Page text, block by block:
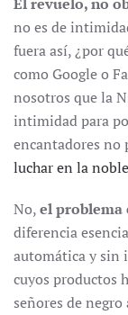
no es de
fuera así, ¿por
como Google o
nosotros que la
intimidad para
encantadores no
luchar en la
No,el problema
diferencia
automática y sin
cuyos productos
señores de